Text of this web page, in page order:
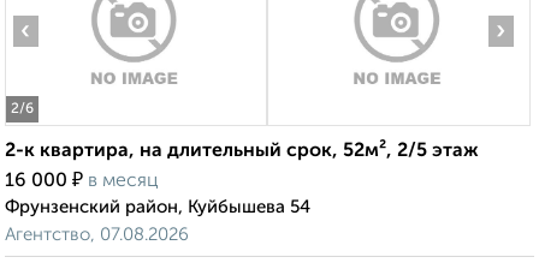
2/6
‹ ›
2-к квартира, на длительный срок, 52м², 2/5 этаж
16 000 ₽ в месяц
Фрунзенский район, Куйбышева 54
Агентство, 07.08.2026